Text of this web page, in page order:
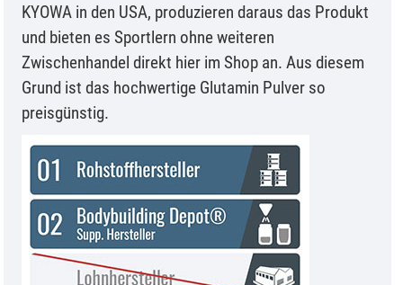
KYOWA in den USA, produzieren daraus das Produkt
und bieten es Sportlern ohne weiteren
Zwischenhandel direkt hier im Shop an. Aus diesem
Grund ist das hochwertige Glutamin Pulver so
preisgünstig.